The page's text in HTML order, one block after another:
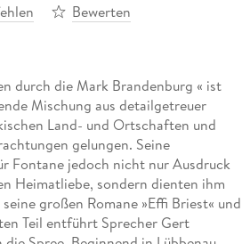
Bewerten
durch die Mark Brandenburg « ist
Mischung aus detailgetreuer
Land- und Ortschaften und
gelungen. Seine
Fontane jedoch nicht nur Ausdruck
Heimatliebe, sondern dienten ihm
großen Romane »Effi Briest« und
Teil entführt Sprecher Gert